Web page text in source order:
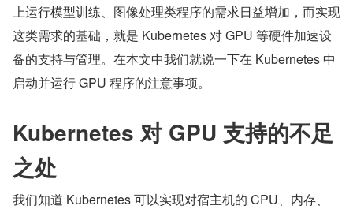
上运行模型训练、图像处理类程序的需求日益增加，而实现
这类需求的基础，就是 Kubernetes 对 GPU 等硬件加速设
备的支持与管理。在本文中我们就说一下在 Kubernetes 中
启动并运行 GPU 程序的注意事项。
Kubernetes 对 GPU 支持的不足
之处
我们知道 Kubernetes 可以实现对宿主机的 CPU、内存、